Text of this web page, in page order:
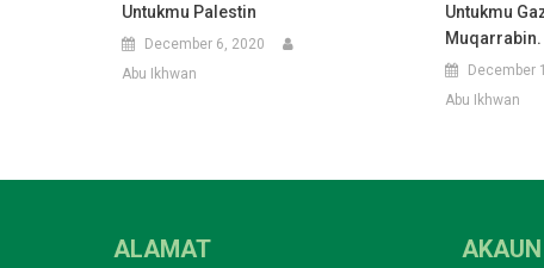
Untukmu Palestin
December 6, 2020
Abu Ikhwan
Untukmu
Muqarrabin.
December
Abu Ikhwan
ALAMAT